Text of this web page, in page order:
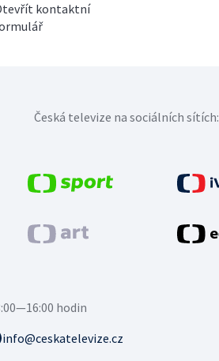
kontaktní
hodin
info@ceskatelevize.cz
Česká televize na sociálních sítích: